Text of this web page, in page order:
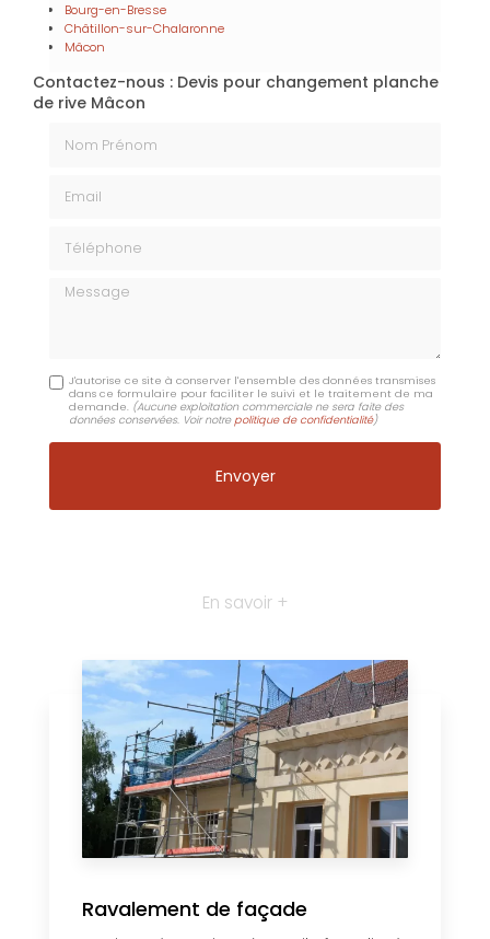
Bourg-en-Bresse
Châtillon-sur-Chalaronne
Mâcon
Contactez-nous : Devis pour changement planche
de rive Mâcon
Message
J'autorise ce site à conserver l'ensemble des données transmises
dans ce formulaire pour faciliter le suivi et le traitement de ma
demande. (Aucune exploitation commerciale ne sera faite des
données conservées. Voir notrepolitique de confidentialité)
En savoir +
Ravalement de façade